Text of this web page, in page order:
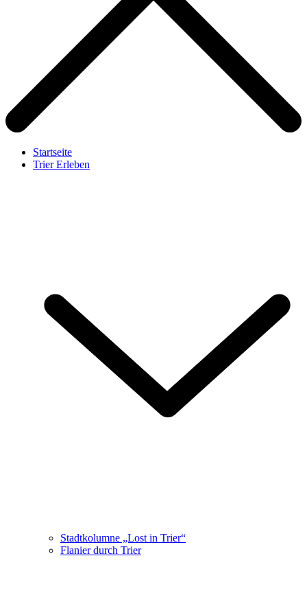
Startseite
Trier Erleben
Stadtkolumne „Lost in Trier“
Flanier durch Trier